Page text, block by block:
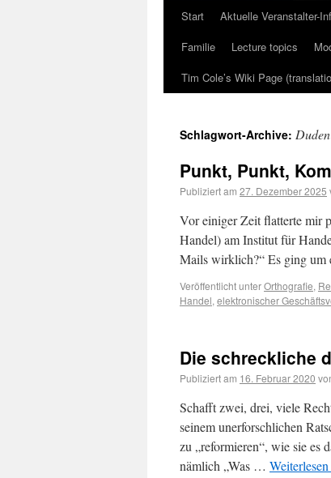
Start Aktuelle Veranstalter-
Familie
Lecture topics
Tim Cole’s Wiki Page
Schlagwort-Archive: Duden
Punkt, Punkt,
Publiziert am 27. Dezember 2025
Vor einiger Zeit flatterte mir
Handel) am Institut für
Mails wirklich?“ Es ging
Veröffentlicht unterOrthografie,
Handel, elektronischer
Die schreckliche
Publiziert am 16. Februar 2020
Schafft zwei, drei, viele
seinem unerforschlichen
zu „reformieren“, wie sie es
nämlich „Was … Weiterlesen